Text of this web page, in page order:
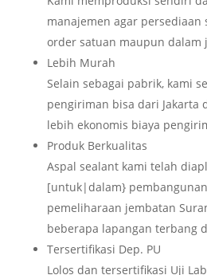
manajemen agar persediaan
order satuan maupun dalam
Lebih Murah
Selain sebagai pabrik, kami
pengiriman bisa dari Jakarta
lebih ekonomis biaya
Produk Berkualitas
Aspal sealant kami telah
[untuk|dalam}
pemeliharaan jembatan
beberapa lapangan terbang
Tersertifikasi Dep. PU
Lolos dan tersertifikasi Uji